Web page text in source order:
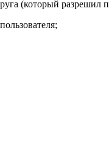
(который разрешил